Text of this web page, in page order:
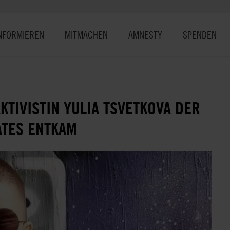
MITMACHEN AMNESTY SPENDEN
YULIA TSVETKOVA DER
ENTKAM